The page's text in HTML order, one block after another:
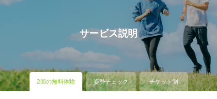
サービス説明
2回の無料体験 姿勢チェック チケット制